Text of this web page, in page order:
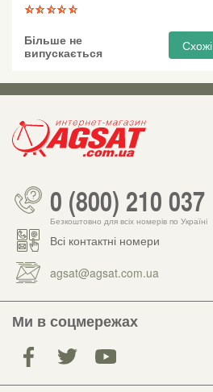
Більше не
випускається
Схожі
0 (800) 210 037
Безкоштовно для всіх номерів по Україні
Всі контактні номери
agsat@agsat.com.ua
Ми в соцмережах